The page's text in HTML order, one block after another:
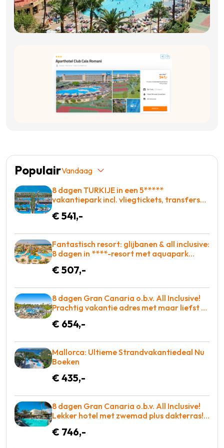
PopulairVandaag
8 dagen TURKIJE in een 5*****
vakantiepark incl. vliegtickets, transfers
€ 541,-
Fantastisch resort: glijbanen & all inclusive:
8 dagen in ****-resort met aquapark
€ 507,-
8 dagen Gran Canaria o.b.v. All Inclusive!
Prachtig vakantie adres met maar liefst 2
€ 654,-
Mallorca: Ultieme Strandvakantiedeal Nu
Boeken
€ 435,-
8 dagen Gran Canaria o.b.v. All Inclusive!
Lekker hotel met zwemad plus dakterras!
€ 746,-